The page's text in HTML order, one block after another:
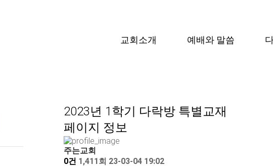
교회소개 예배와 말씀
2023년 1학기 다락방 특별교재
페이지 정보
주는교회
0건 1,411회 23-03-04 19:02